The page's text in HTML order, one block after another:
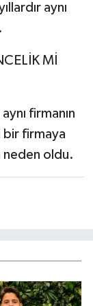
aynı
Mİ
firmanın
firmaya
neden oldu.